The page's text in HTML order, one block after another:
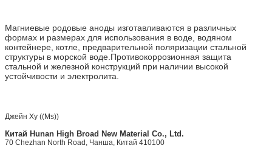
Магниевые родовые аноды изготавливаются в различных
формах и размерах для использования в воде, водяном
контейнере, котле, предварительной поляризации стальной
структуры в морской воде.Противокоррозионная защита
стальной и железной конструкций при наличии высокой
устойчивости и электролита.
Джейн Ху ((Ms))
Китай Hunan High Broad New Material Co., Ltd.
70 Chezhan North Road, Чанша, Китай 410100